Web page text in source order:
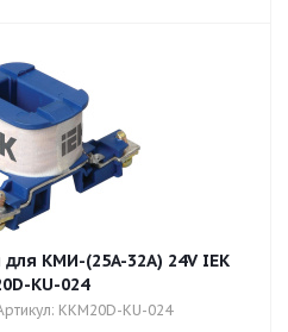
КМИ-(25A-32A) 24V IEK
KU-024
KKM20D-KU-024